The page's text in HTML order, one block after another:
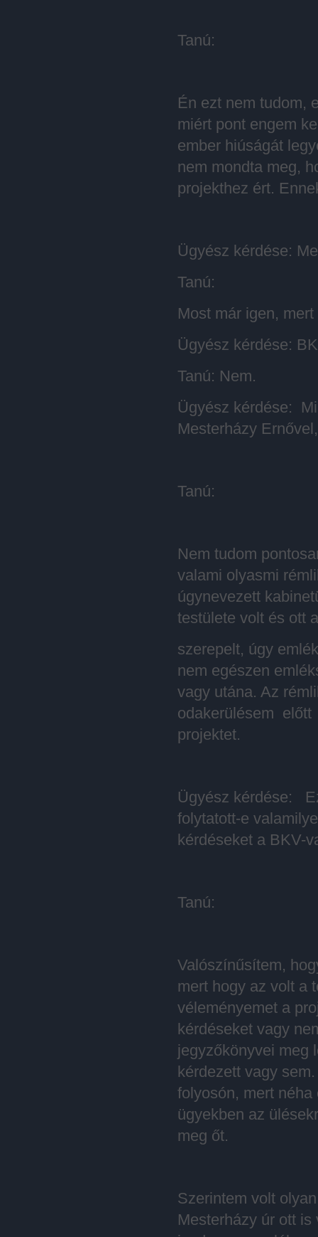
Tanú:
Én ezt nem tudom,
miért pont engem
ember hiúságát
nem mondta meg,
projekthez ért.
Ügyész kérdése:
Tanú:
Most már igen,
Ügyész kérdése:
Tanú: Nem.
Ügyész kérdése:
Mesterházy
Tanú:
Nem tudom
valami olyasmi
úgynevezett
testülete volt és ott
szerepelt, úgy
nem egészen
vagy utána. Az
odakerülésem
projektet.
Ügyész kérdése:
folytatott-e
kérdéseket a BKV-
Tanú:
Valószínűsítem,
mert hogy az volt a
véleményemet a
kérdéseket vagy
jegyzőkönyvei meg
kérdezett vagy
folyosón, mert
ügyekben az
meg őt.
Szerintem volt
Mesterházy úr ott